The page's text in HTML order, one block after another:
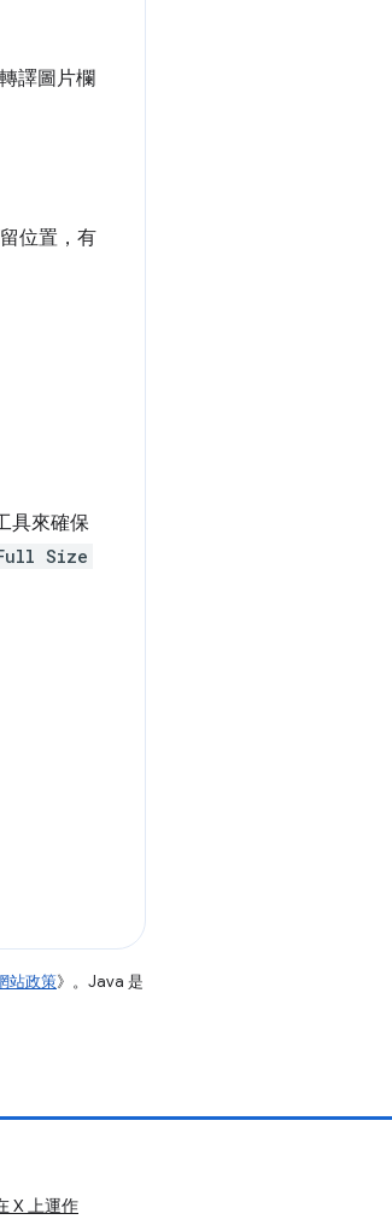
譯圖片欄
位置，有
具來確保
Size
站政策》。Java 是
X 上運作